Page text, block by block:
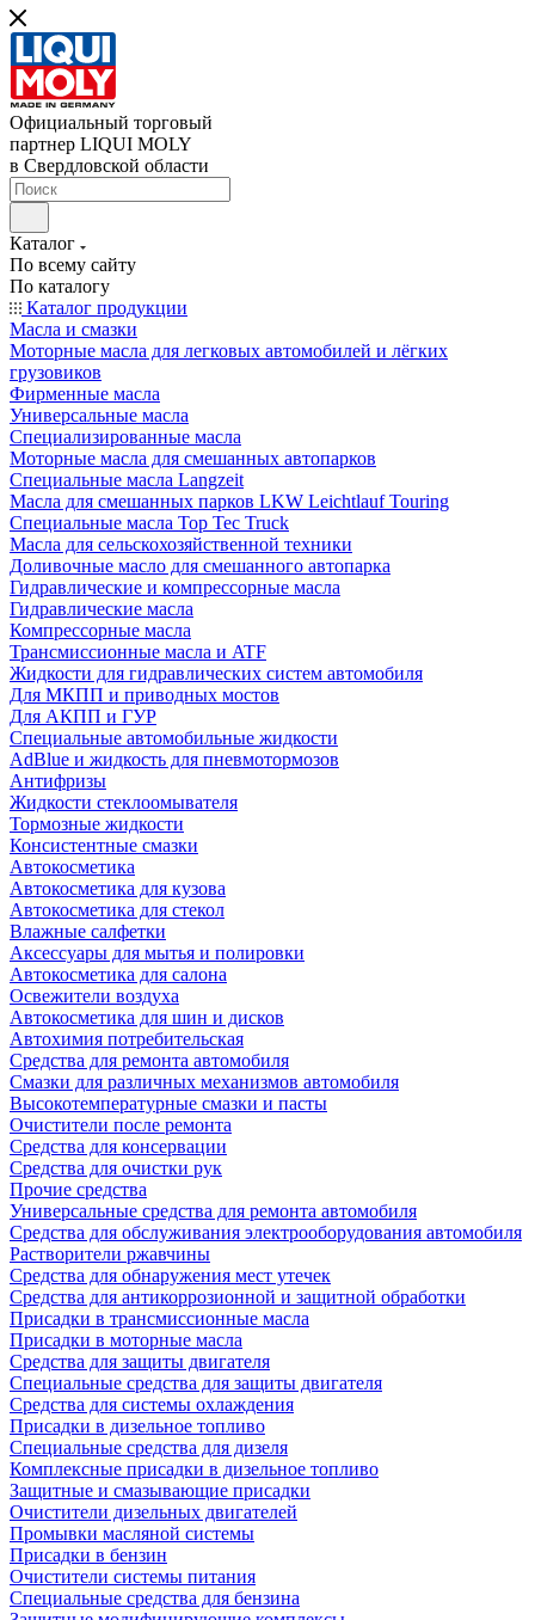
Официальный торговый
партнер LIQUI MOLY
в Свердловской области
Каталог
По всему сайту
По каталогу
Каталог продукции
Масла и смазки
Моторные масла для легковых автомобилей и лёгких
грузовиков
Фирменные масла
Универсальные масла
Специализированные масла
Моторные масла для смешанных автопарков
Специальные масла Langzeit
Масла для смешанных парков LKW Leichtlauf Touring
Специальные масла Top Tec Truck
Масла для сельскохозяйственной техники
Доливочные масло для смешанного автопарка
Гидравлические и компрессорные масла
Гидравлические масла
Компрессорные масла
Трансмиссионные масла и ATF
Жидкости для гидравлических систем автомобиля
Для МКПП и приводных мостов
Для АКПП и ГУР
Специальные автомобильные жидкости
AdBlue и жидкость для пневмотормозов
Антифризы
Жидкости стеклоомывателя
Тормозные жидкости
Консистентные смазки
Автокосметика
Автокосметика для кузова
Автокосметика для стекол
Влажные салфетки
Аксессуары для мытья и полировки
Автокосметика для салона
Освежители воздуха
Автокосметика для шин и дисков
Автохимия потребительская
Средства для ремонта автомобиля
Смазки для различных механизмов автомобиля
Высокотемпературные смазки и пасты
Очистители после ремонта
Средства для консервации
Средства для очистки рук
Прочие средства
Универсальные средства для ремонта автомобиля
Средства для обслуживания электрооборудования автомобиля
Растворители ржавчины
Средства для обнаружения мест утечек
Средства для антикоррозионной и защитной обработки
Присадки в трансмиссионные масла
Присадки в моторные масла
Средства для защиты двигателя
Специальныe средства для защиты двигателя
Средства для системы охлаждения
Присадки в дизельное топливо
Спeциальные средства для дизеля
Комплексные присадки в дизельное топливо
Защитные и смазывающие присадки
Очистители дизельных двигателей
Промывки масляной системы
Присадки в бензин
Очистители системы питания
Специальные срeдства для бензина